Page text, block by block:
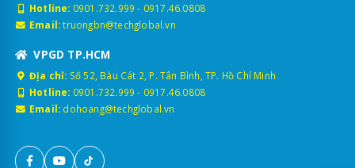
Hotline: 0901.732.999 - 0917.46.0808
Email: truongbn@techglobal.vn
VPGD TP.HCM
Địa chỉ: Số 52, Bàu Cát 2, P. Tân Bình, TP. Hồ Chí Minh
Hotline: 0901.732.999 - 0917.46.0808
Email: dohoang@techglobal.vn